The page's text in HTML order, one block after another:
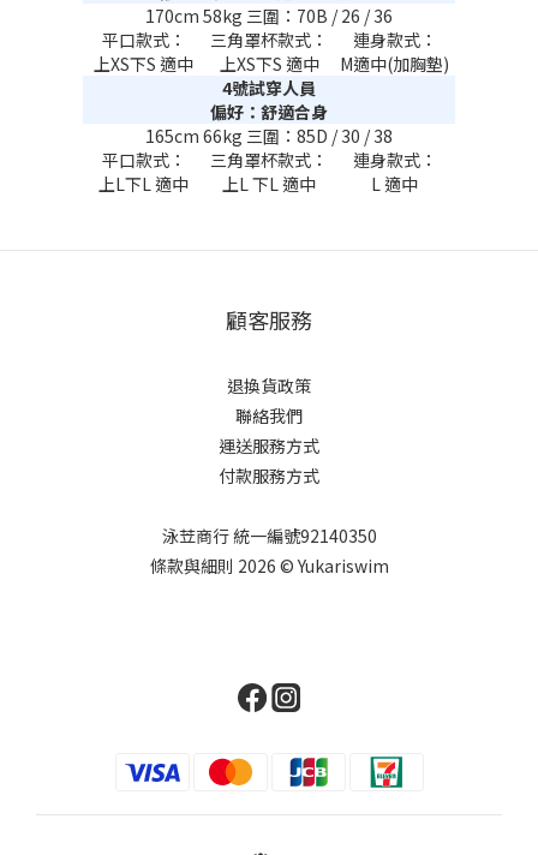
170cm 58kg 三圍：70B / 26 / 36
平口款式：
三角罩杯款式：
連身款式：
上XS下S 適中
上XS下S 適中
M適中(加胸墊)
4號試穿人員
偏好：舒適合身
165cm 66kg 三圍：85D / 30 / 38
平口款式：
三角罩杯款式：
連身款式：
上L下L 適中
上L 下L 適中 L 適中
顧客服務
退換貨政策
聯絡我們
運送服務方式
付款服務方式
泳苙商行 統一編號92140350
條款與細則 2026 © Yukariswim